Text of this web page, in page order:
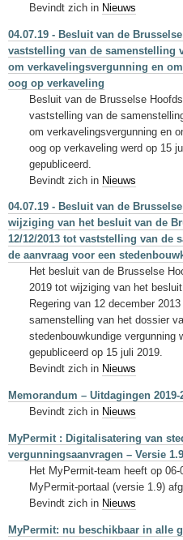
Bevindt zich in Nieuws
04.07.19 - Besluit van de
vaststelling van de samenstelling
om verkavelingsvergunning en
oog op verkaveling
Besluit van de Brusselse
vaststelling van de
om verkavelingsvergunning en
oog op verkaveling werd op 15
gepubliceerd.
Bevindt zich in Nieuws
04.07.19 - Besluit van de
wijziging van het besluit van de
12/12/2013 tot vaststelling van de
de aanvraag voor een
Het besluit van de Brusselse
2019 tot wijziging van het
Regering van 12 december
samenstelling van het dossier
stedenbouwkundige vergunning
gepubliceerd op 15 juli 2019.
Bevindt zich in Nieuws
Memorandum – Uitdagingen 2019-
Bevindt zich in Nieuws
MyPermit : Digitalisatering van
vergunningsaanvragen – Versie 1.9
Het MyPermit-team heeft op
MyPermit-portaal (versie 1.9)
Bevindt zich in Nieuws
MyPermit: nu beschikbaar in alle